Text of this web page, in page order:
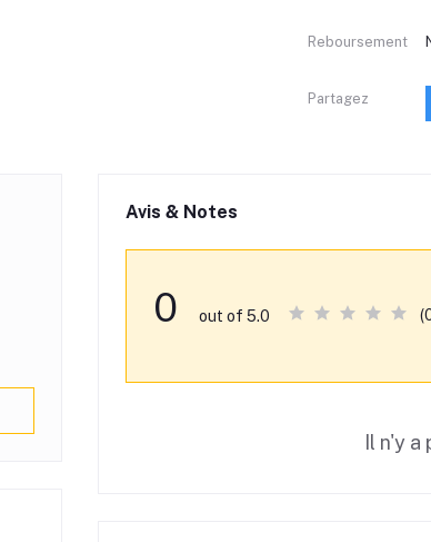
Reboursement
Partagez
Avis & Notes
0 out of 5.0
Il n'y